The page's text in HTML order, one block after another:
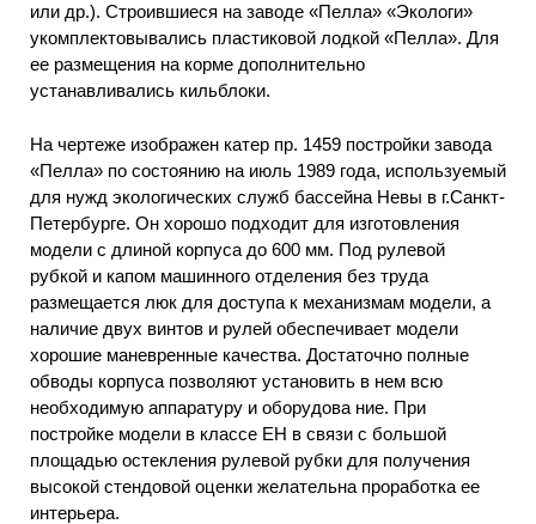
или др.). Строившиеся на заводе «Пелла» «Экологи»
укомплектовывались пластиковой лодкой «Пелла». Для
ее размещения на корме дополнительно
устанавливались кильблоки.
На чертеже изображен катер пр. 1459 постройки завода
«Пелла» по состоянию на июль 1989 года, используемый
для нужд экологических служб бассейна Невы в г.Санкт-
Петербурге. Он хорошо подходит для изготовления
модели с длиной корпуса до 600 мм. Под рулевой
рубкой и капом машинного отделения без труда
размещается люк для доступа к механизмам модели, а
наличие двух винтов и рулей обеспечивает модели
хорошие маневренные качества. Достаточно полные
обводы корпуса позволяют установить в нем всю
необходимую аппаратуру и оборудова ние. При
постройке модели в классе ЕН в связи с большой
площадью остекления рулевой рубки для получения
высокой стендовой оценки желательна проработка ее
интерьера.